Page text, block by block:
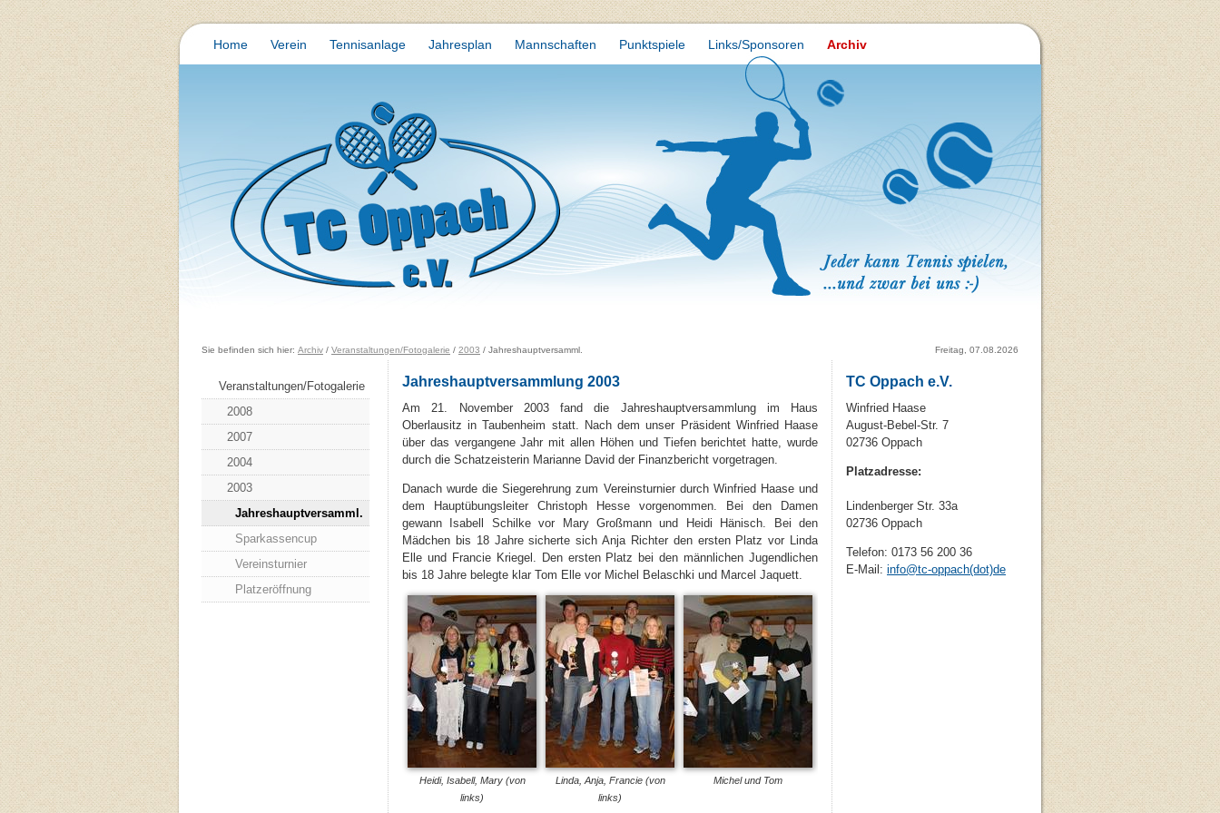
Home Verein Tennisanlage Jahresplan Mannschaften Punktspiele Links/Sponsoren Archiv
Sie befinden sich hier: Archiv / Veranstaltungen/Fotogalerie / 2003 / Jahreshauptversamml. Freitag, 07.08.2026
Veranstaltungen/Fotogalerie
2008
2007
2004
2003
Jahreshauptversamml.
Sparkassencup
Vereinsturnier
Platzeröffnung
TC Oppach e.V.
Winfried Haase
August-Bebel-Str. 7
02736 Oppach
Platzadresse:
Lindenberger Str. 33a
02736 Oppach
Telefon: 0173 56 200 36
E-Mail: info@tc-oppach(dot)de
Jahreshauptversammlung 2003
Am 21. November 2003 fand die Jahreshauptversammlung im Haus
Oberlausitz in Taubenheim statt. Nach dem unser Präsident Winfried Haase
über das vergangene Jahr mit allen Höhen und Tiefen berichtet hatte, wurde
durch die Schatzeisterin Marianne David der Finanzbericht vorgetragen.
Danach wurde die Siegerehrung zum Vereinsturnier durch Winfried Haase und
dem Hauptübungsleiter Christoph Hesse vorgenommen. Bei den Damen
gewann Isabell Schilke vor Mary Großmann und Heidi Hänisch. Bei den
Mädchen bis 18 Jahre sicherte sich Anja Richter den ersten Platz vor Linda
Elle und Francie Kriegel. Den ersten Platz bei den männlichen Jugendlichen
bis 18 Jahre belegte klar Tom Elle vor Michel Belaschki und Marcel Jaquett.
Heidi, Isabell, Mary (von
links)
Linda, Anja, Francie (von
links)
Michel und Tom